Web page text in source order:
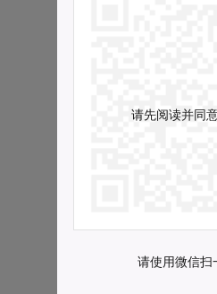
请先阅读并同
请使用微信扫